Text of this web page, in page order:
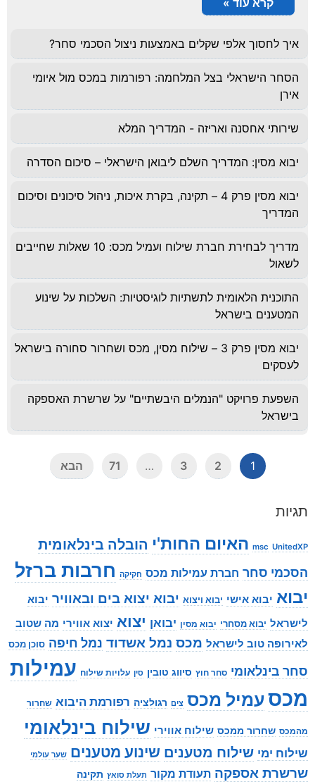
איך לחסוך אלפי שקלים באמצעות ניצול הסכמי סחר?
הסחר הישראלי בצל המלחמה: רפורמות במכס מול איומי
אירן
שירותי אחסנה ואריזה - המדריך המלא
יבוא מסין: המדריך השלם ליבואן הישראלי – סיכום הסדרה
יבוא מסין פרק 4 – תקינה, בקרת איכות, ניהול סיכונים וסיכום
המדריך
מדריך לבחירת חברת שילוח ועמיל מכס: 10 שאלות שחייבים
לשאול
התוכנית הלאומית לתשתיות לוגיסטיות: השלכות על שינוע
המטענים בישראל
יבוא מסין פרק 3 – שילוח מסין, מכס ושחרור סחורה בישראל
לעסקים
השפעת פרויקט "הנמלים היבשתיים" על שרשרת האספקה
בישראל
1
2
3
…
71 הבא
תגיות
msc UnitedXP האיום החות'י הובלה בינלאומית
הסכמי סחר חברת עמילות מכס חקיקה חרבות ברזל
יבוא יבוא אישי יבוא ויצוא יבוא יצוא בים ובאוויר יבוא
לישראל יבוא מסחרי יבוא מסין יבואן יצוא יצוא אווירי מה שטוב
לאירופה טוב לישראל מכס נמל אשדוד נמל חיפה סוכן מכס
סחר בינלאומי סחר חוץ סיווג טובין סין עלויות שילוח עמילות
מכסעמיל מכס צים רגולציה רפורמת היבוא שחרור
מהמכס שחרור ממכס שילוח אווירי שילוח בינלאומי
שילוח ימי שילוח מטענים שינוע מטענים שער עולמי
שרשרת אספקה תעודת מקור תעלת סואץ תקינה